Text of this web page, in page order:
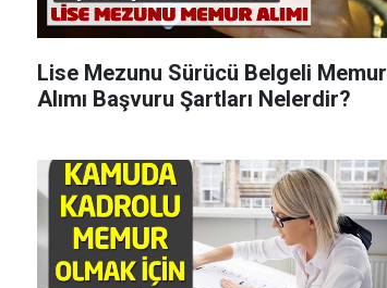
Lise Mezunu Sürücü Belgeli Memur
Alımı Başvuru Şartları Nelerdir?